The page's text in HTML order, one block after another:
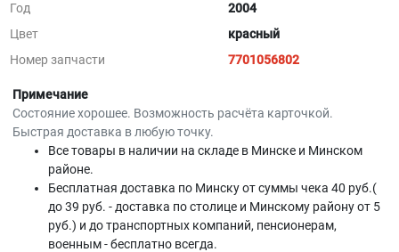
Год
2004
Цвет
красный
Номер запчасти
7701056802
Примечание
Состояние хорошее. Возможность расчёта карточкой.
Быстрая доставка в любую точку.
Все товары в наличии на складе в Минскe и Минском
районе.
Бесплатная доставка по Минску от суммы чека 40 руб.(
до 39 руб. - доставка по столице и Минскому району от 5
руб.) и до транспортных компаний, пенсионерам,
военным - бесплатно всегда.